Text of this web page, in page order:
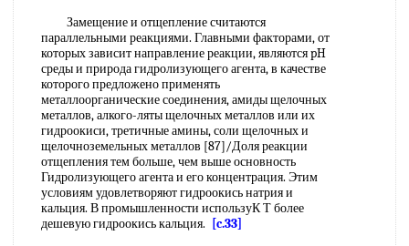
Замещение и отщепление считаются
параллельными реакциями. Главными факторами, от
которых зависит направление реакции, являются pH
среды и природа гидролизующего агента, в качестве
которого предложено применять
металлоорганические соединения, амиды щелочных
металлов, алкого-ляты щелочных металлов или их
гидроокиси, третичные амины, соли щелочных и
щелочноземельных металлов [87]/Доля реакции
отщепления тем больше, чем выше основность
Гидролизующего агента и его концентрация. Этим
условиям удовлетворяют гидроокись натрия и
кальция. В промышленности используК Т более
дешевую гидроокись кальция.
[c.33]